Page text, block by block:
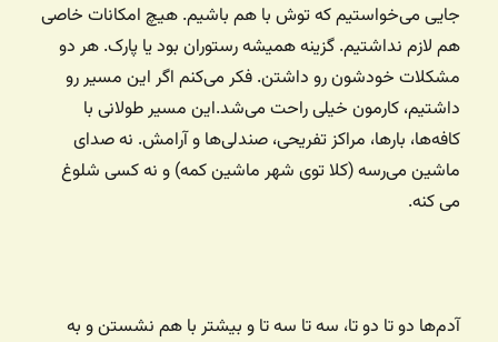
جایی می‌خواستیم که توش با هم باشیم. هیچ امکانات خاصی
هم لازم نداشتیم. گزینه همیشه رستوران بود یا پارک. هر دو
مشکلات خودشون رو داشتن. فکر می‌کنم اگر این مسیر رو
داشتیم، کارمون خیلی راحت می‌شد.این مسیر طولانی با
کافه‌ها،‌ بارها، مراکز تفریحی،‌ صندلی‌ها و آرامش. نه صدای
ماشین می‌رسه (کلا توی شهر ماشین کمه)‌ و نه کسی شلوغ
می کنه.
آدم‌ها دو تا دو تا، سه تا سه تا و بیشتر با هم نشستن و به